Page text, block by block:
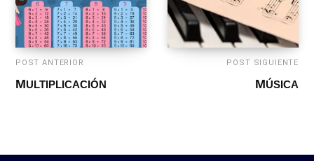
POST ANTERIOR
MULTIPLICACIÓN
POST SIGUIENTE
MÚSICA